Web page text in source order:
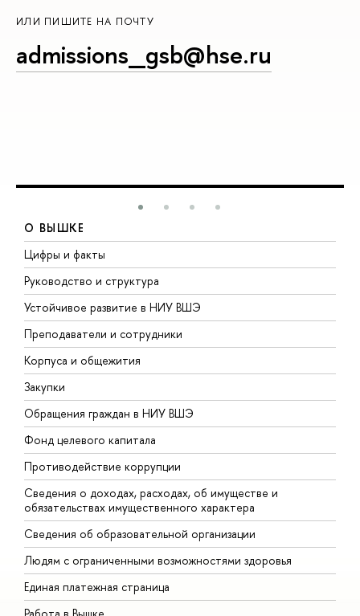
ИЛИ ПИШИТЕ НА ПОЧТУ
admissions_gsb@hse.ru
О ВЫШКЕ
Цифры и факты
Руководство и структура
Устойчивое развитие в НИУ ВШЭ
Преподаватели и сотрудники
Корпуса и общежития
Закупки
Обращения граждан в НИУ ВШЭ
Фонд целевого капитала
Противодействие коррупции
Сведения о доходах, расходах, об имуществе и
обязательствах имущественного характера
Сведения об образовательной организации
Людям с ограниченными возможностями здоровья
Единая платежная страница